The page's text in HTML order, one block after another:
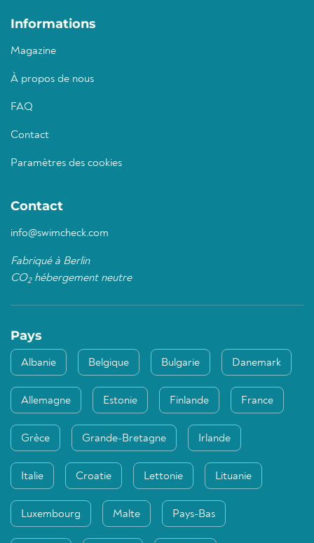
Informations
Magazine
À propos de nous
FAQ
Contact
Paramètres des cookies
Contact
info@swimcheck.com
Fabriqué à Berlin
CO2hébergement neutre
Pays
Albanie Belgique Bulgarie Danemark
Allemagne Estonie Finlande France
Grèce Grande-Bretagne Irlande
Italie Croatie Lettonie Lituanie
Luxembourg Malte Pays-Bas